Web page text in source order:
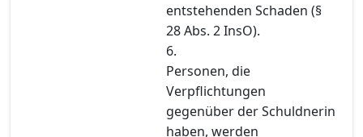
entstehenden Schaden (§
28 Abs. 2 InsO).
6.
Personen, die
Verpflichtungen
gegenüber der Schuldnerin
haben, werden